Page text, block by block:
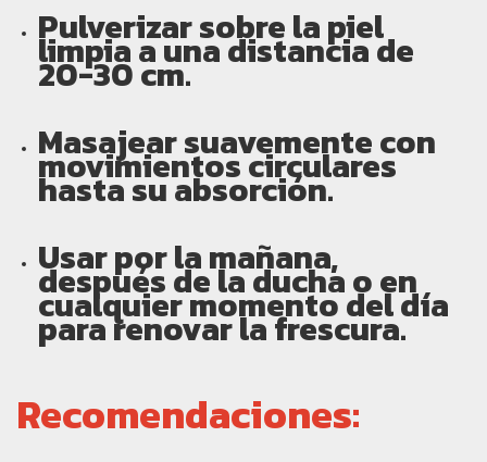
Pulverizar sobre la piel
limpia a una distancia de
20-30 cm.
Masajear suavemente con
movimientos circulares
hasta su absorción.
Usar por la mañana,
después de la ducha o en
cualquier momento del día
para renovar la frescura.
Recomendaciones: